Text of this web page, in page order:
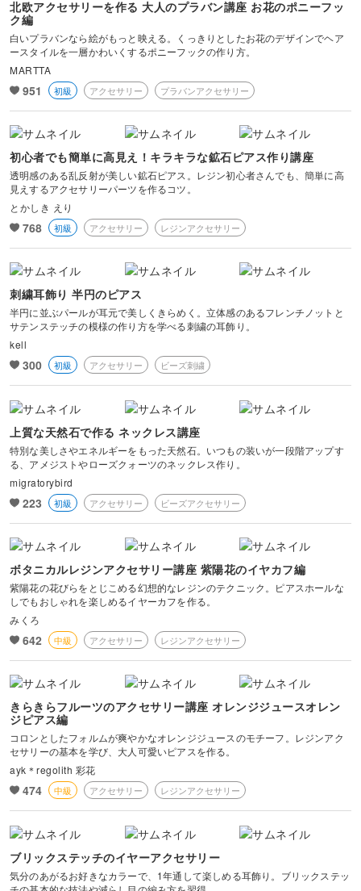
北欧アクセサリーを作る 大人のプラバン講座 お花のポニーフッ
ク編
白いプラバンなら絵がもっと映える。くっきりとしたお花のデザインでヘア
ースタイルを一層かわいくするポニーフックの作り方。
MARTTA
951 初級 アクセサリー プラバンアクセサリー
初心者でも簡単に高見え！キラキラな鉱石ピアス作り講座
透明感のある乱反射が美しい鉱石ピアス。レジン初心者さんでも、簡単に高
見えするアクセサリーパーツを作るコツ。
とかしき えり
768 初級 アクセサリー レジンアクセサリー
刺繍耳飾り 半円のピアス
半円に並ぶパールが耳元で美しくきらめく。立体感のあるフレンチノットと
サテンステッチの模様の作り方を学べる刺繍の耳飾り。
kell
300 初級 アクセサリー ビーズ刺繍
上質な天然石で作る ネックレス講座
特別な美しさやエネルギーをもった天然石。いつもの装いが一段階アップす
る、アメジストやローズクォーツのネックレス作り。
migratorybird
223 初級 アクセサリー ビーズアクセサリー
ボタニカルレジンアクセサリー講座 紫陽花のイヤカフ編
紫陽花の花びらをとじこめる幻想的なレジンのテクニック。ピアスホールな
しでもおしゃれを楽しめるイヤーカフを作る。
みくろ
642 中級 アクセサリー レジンアクセサリー
きらきらフルーツのアクセサリー講座 オレンジジュースオレン
ジピアス編
コロンとしたフォルムが爽やかなオレンジジュースのモチーフ。レジンアク
セサリーの基本を学び、大人可愛いピアスを作る。
ayk＊regolith 彩花
474 中級 アクセサリー レジンアクセサリー
ブリックステッチのイヤーアクセサリー
気分のあがるお好きなカラーで、1年通して楽しめる耳飾り。ブリックステッ